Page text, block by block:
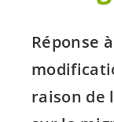
Réponse
raison de